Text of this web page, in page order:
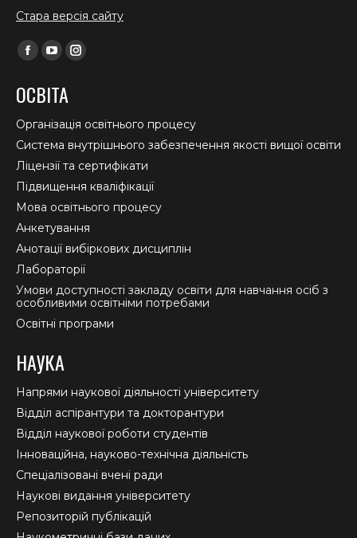
Стара версія сайту
Find us on:
Facebook
opens
in
new
window
YouTube
opens
in
new
window
Instagram
in
new
window
ОСВІТА
Організація освітнього процесу
Система внутрішнього забезпечення якості вищої освіти
Ліцензії та сертифікати
Підвищення кваліфікації
Мова освітнього процесу
Анкетування
Анотації вибіркових дисциплін
Лабораторії
Умови доступності закладу освіти для навчання осіб з
особливими освітніми потребами
Освітні програми
НАУКА
Напрями наукової діяльності університету
Відділ аспірантури та докторантури
Відділ наукової роботи студентів
Інноваційна, науково-технічна діяльність
Спеціалізовані вчені ради
Наукові видання університету
Репозиторій публікацій